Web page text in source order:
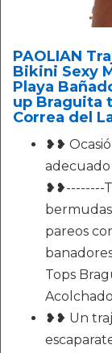
PAOLIAN
Bikini Sexy
Playa
up Braguita
Correa del
❥❥
adecuado
❥❥--------
pareos
Tops
❥❥ Un